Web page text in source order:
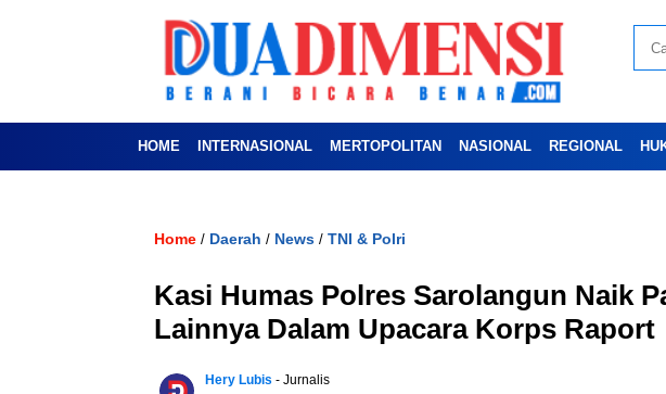
HOME INTERNASIONAL MERTOPOLITAN NASIONAL REGIONAL
Home / Daerah / News / TNI & Polri
Kasi Humas Polres Sarolangun Naik
Lainnya Dalam Upacara Korps Raport
Hery Lubis - Jurnalis